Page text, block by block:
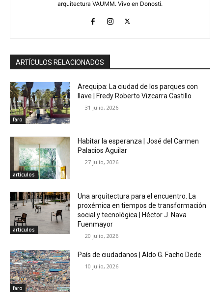
arquitectura VAUMM. Vivo en Donosti.
ARTÍCULOS RELACIONADOS
faro
Arequipa: La ciudad de los parques con
llave | Fredy Roberto Vizcarra Castillo
31 julio, 2026
artículos
Habitar la esperanza | José del Carmen
Palacios Aguilar
27 julio, 2026
artículos
Una arquitectura para el encuentro. La
proxémica en tiempos de transformación
social y tecnológica | Héctor J. Nava
Fuenmayor
20 julio, 2026
faro
País de ciudadanos | Aldo G. Facho Dede
10 julio, 2026